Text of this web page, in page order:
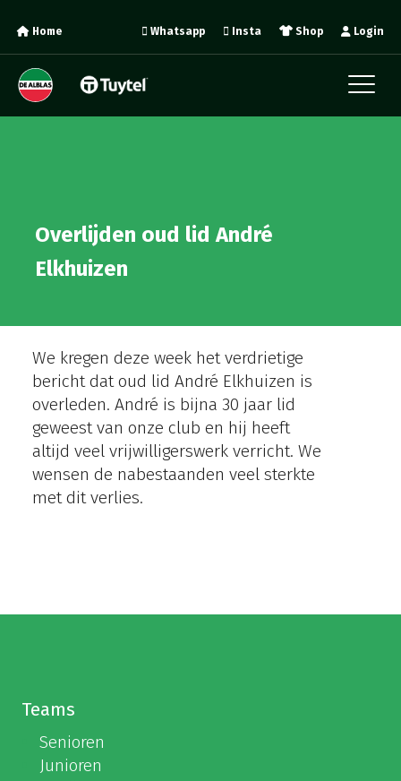
Home Login
Shop
Insta
Whatsapp
Overlijden oud lid André
Elkhuizen
We kregen deze week het verdrietige
bericht dat oud lid André Elkhuizen is
overleden. André is bijna 30 jaar lid
geweest van onze club en hij heeft
altijd veel vrijwilligerswerk verricht. We
wensen de nabestaanden veel sterkte
met dit verlies.
Teams
Senioren
Junioren